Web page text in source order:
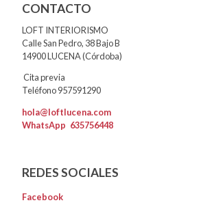
CONTACTO
LOFT INTERIORISMO
Calle San Pedro, 38 Bajo B
14900 LUCENA (Córdoba)
Cita previa
Teléfono 957591290
hola@loftlucena.com
WhatsApp 635756448
REDES SOCIALES
Facebook